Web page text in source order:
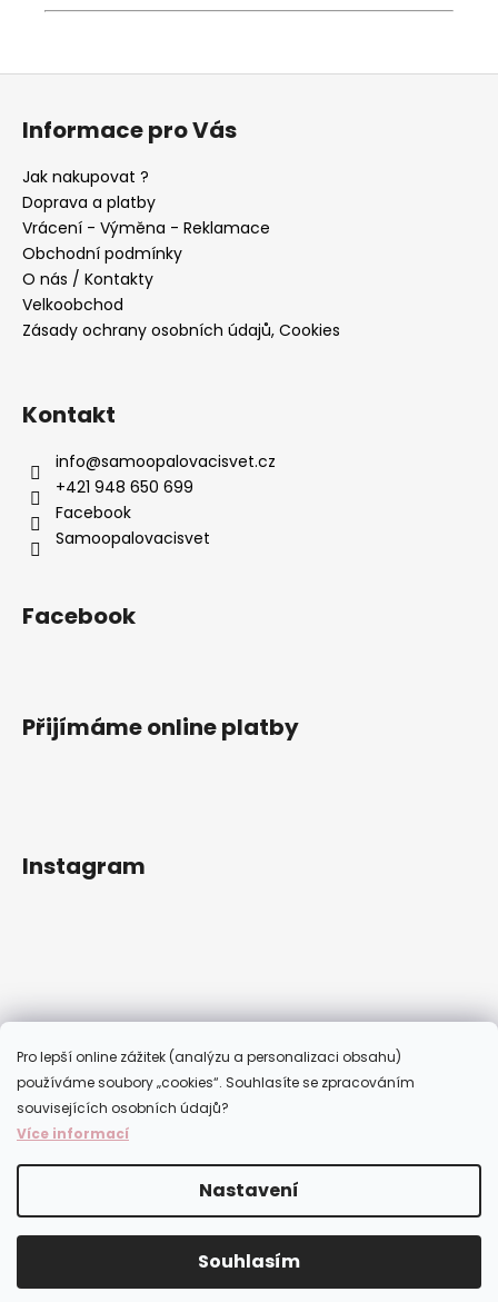
Pro lepší online zážitek (analýzu a personalizaci obsahu)
používáme soubory „cookies“. Souhlasíte se zpracováním
souvisejících osobních údajů?
Více informací
Nastavení
Souhlasím
Z
Informace pro Vás
Jak nakupovat ?
Doprava a platby
Vrácení - Výměna - Reklamace
Obchodní podmínky
O nás / Kontakty
Velkoobchod
Zásady ochrany osobních údajů, Cookies
Kontakt
info@samoopalovacisvet.cz
+421 948 650 699
Facebook
Samoopalovacisvet
Facebook
Přijímáme online platby
Instagram
Copyright 2026Samoopalovacísvět.cz. Všechna práva
vyhrazena.